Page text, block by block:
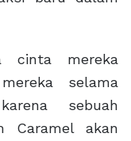
cinta mereka
selama
sebuah
Caramel akan